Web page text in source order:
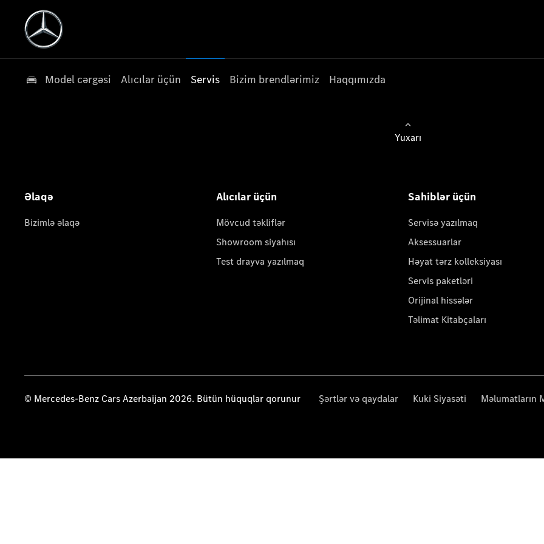
Model cərgəsi Alıcılar üçün Servis Bizim brendlərimiz Haqqımızda
Yuxarı
Əlaqə
Bizimlə əlaqə
Alıcılar üçün
Mövcud təkliflər
Showroom siyahısı
Test drayva yazılmaq
Sahiblər üçün
Servisə yazılmaq
Aksessuarlar
Həyat tərz kolleksiyası
Servis paketləri
Orijinal hissələr
Təlimat Kitabçaları
© Mercedes-Benz Cars Azerbaijan 2026. Bütün hüquqlar qorunur Şərtlər və qaydalar Kuki Siyasəti Məlumatların